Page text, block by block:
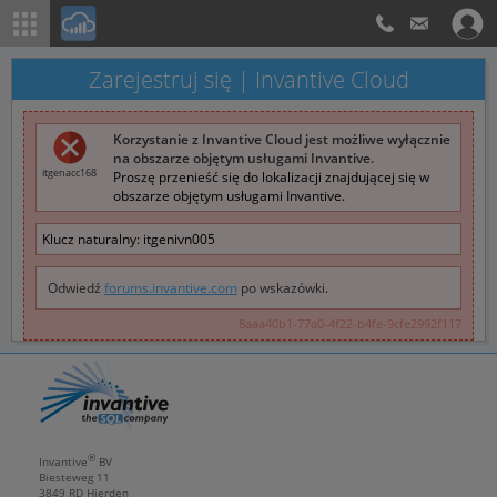
Zarejestruj się | Invantive Cloud
itgenacc168
Korzystanie z Invantive Cloud jest możliwe wyłącznie
na obszarze objętym usługami Invantive.
Proszę przenieść się do lokalizacji znajdującej się w
obszarze objętym usługami Invantive.
Klucz naturalny: itgenivn005
Odwiedź forums.invantive.com po wskazówki.
8aaa40b1-77a0-4f22-b4fe-9cfe2992f117
Invantive® BV
Biesteweg 11
3849 RD Hierden